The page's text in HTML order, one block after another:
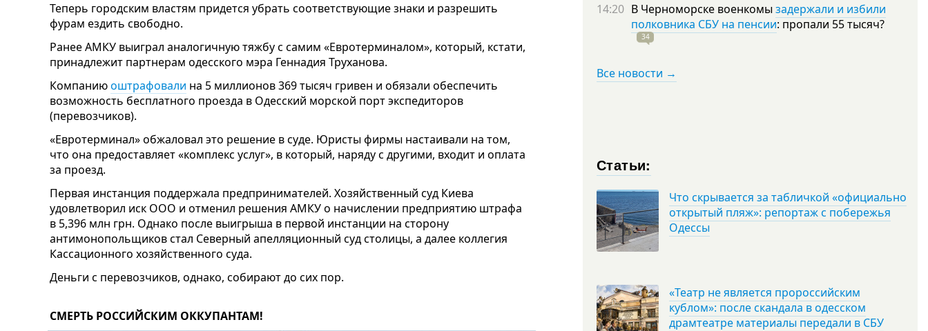
Теперь городским властям придется убрать соответствующие знаки и разрешить
фурам ездить свободно.
Ранее АМКУ выиграл аналогичную тяжбу с самим «Евротерминалом», который, кстати,
принадлежит партнерам одесского мэра Геннадия Труханова.
Компаниюоштрафовали на 5 миллионов 369 тысяч гривен и обязали обеспечить
возможность бесплатного проезда в Одесский морской порт экспедиторов
(перевозчиков).
«Евротерминал» обжаловал это решение в суде. Юристы фирмы настаивали на том,
что она предоставляет «комплекс услуг», в который, наряду с другими, входит и оплата
за проезд.
Первая инстанция поддержала предпринимателей. Хозяйственный суд Киева
удовлетворил иск ООО и отменил решения АМКУ о начислении предприятию штрафа
в 5,396 млн грн. Однако после выигрыша в первой инстанции на сторону
антимонопольщиков стал Северный апелляционный суд столицы, а далее коллегия
Кассационного хозяйственного суда.
Деньги с перевозчиков, однако, собирают до сих пор.
СМЕРТЬ РОССИЙСКИМ ОККУПАНТАМ!
14:20 В Черноморске военкомы задержали и избили
полковника СБУ на пенсии: пропали 55тысяч?
34
Все новости →
Статьи:
Что скрывается за табличкой «официально
открытый пляж»: репортаж с побережья
Одессы
«Театр не является пророссийским
кублом»: после скандала в одесском
драмтеатре материалы передали в СБУ